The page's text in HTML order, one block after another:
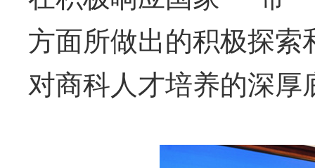
方面所做出的积极探索
对商科人才培养的深厚